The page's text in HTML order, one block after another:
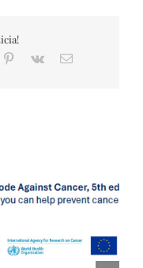
Pinterest
Vk
Correo